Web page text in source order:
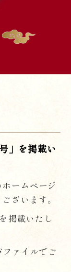
」を掲載い
ームページ
ざいます。
掲載いたし
ァイルでご